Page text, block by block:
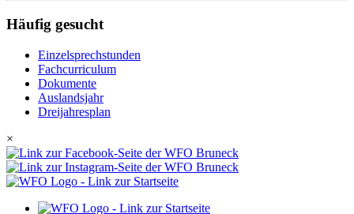
Häufig gesucht
Einzelsprechstunden
Fachcurriculum
Dokumente
Auslandsjahr
Dreijahresplan
×